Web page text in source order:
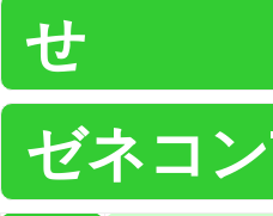
せ
ゼネコ